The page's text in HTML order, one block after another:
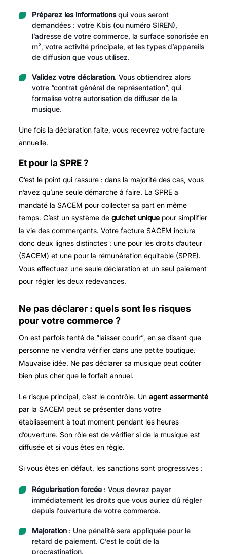
Préparez les informationsqui vous seront
demandées : votre Kbis (ou numéro SIREN),
l’adresse de votre commerce, la surface sonorisée en
m², votre activité principale, et les types d’appareils
de diffusion que vous utilisez.
Validez votre déclaration. Vous obtiendrez alors
votre “contrat général de représentation”, qui
formalise votre autorisation de diffuser de la
musique.
Une fois la déclaration faite, vous recevrez votre facture
annuelle.
Et pour la SPRE ?
C’est le point qui rassure : dans la majorité des cas, vous
n’avez qu’une seule démarche à faire. La SPRE a
mandaté la SACEM pour collecter sa part en même
temps. C’est un système de guichet uniquepour simplifier
la vie des commerçants. Votre facture SACEM inclura
donc deux lignes distinctes : une pour les droits d’auteur
(SACEM) et une pour la rémunération équitable (SPRE).
Vous effectuez une seule déclaration et un seul paiement
pour régler les deux redevances.
Ne pas déclarer : quels sont les risques
pour votre commerce ?
On est parfois tenté de “laisser courir”, en se disant que
personne ne viendra vérifier dans une petite boutique.
Mauvaise idée. Ne pas déclarer sa musique peut coûter
bien plus cher que le forfait annuel.
Le risque principal, c’est le contrôle. Un agent assermenté
par la SACEM peut se présenter dans votre
établissement à tout moment pendant les heures
d’ouverture. Son rôle est de vérifier si de la musique est
diffusée et si vous êtes en règle.
Si vous êtes en défaut, les sanctions sont progressives :
Régularisation forcée: Vous devrez payer
immédiatement les droits que vous auriez dû régler
depuis l’ouverture de votre commerce.
Majoration: Une pénalité sera appliquée pour le
retard de paiement. C’est le coût de la
procrastination.